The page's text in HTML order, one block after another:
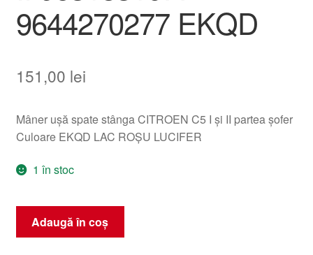
9644270277 EKQD
151,00 lei
Mâner ușă spate stânga CITROEN C5 I și II partea șofer
Culoare EKQD LAC ROȘU LUCIFER
1 în stoc
Cantitate
Clavă
Adaugă în coș